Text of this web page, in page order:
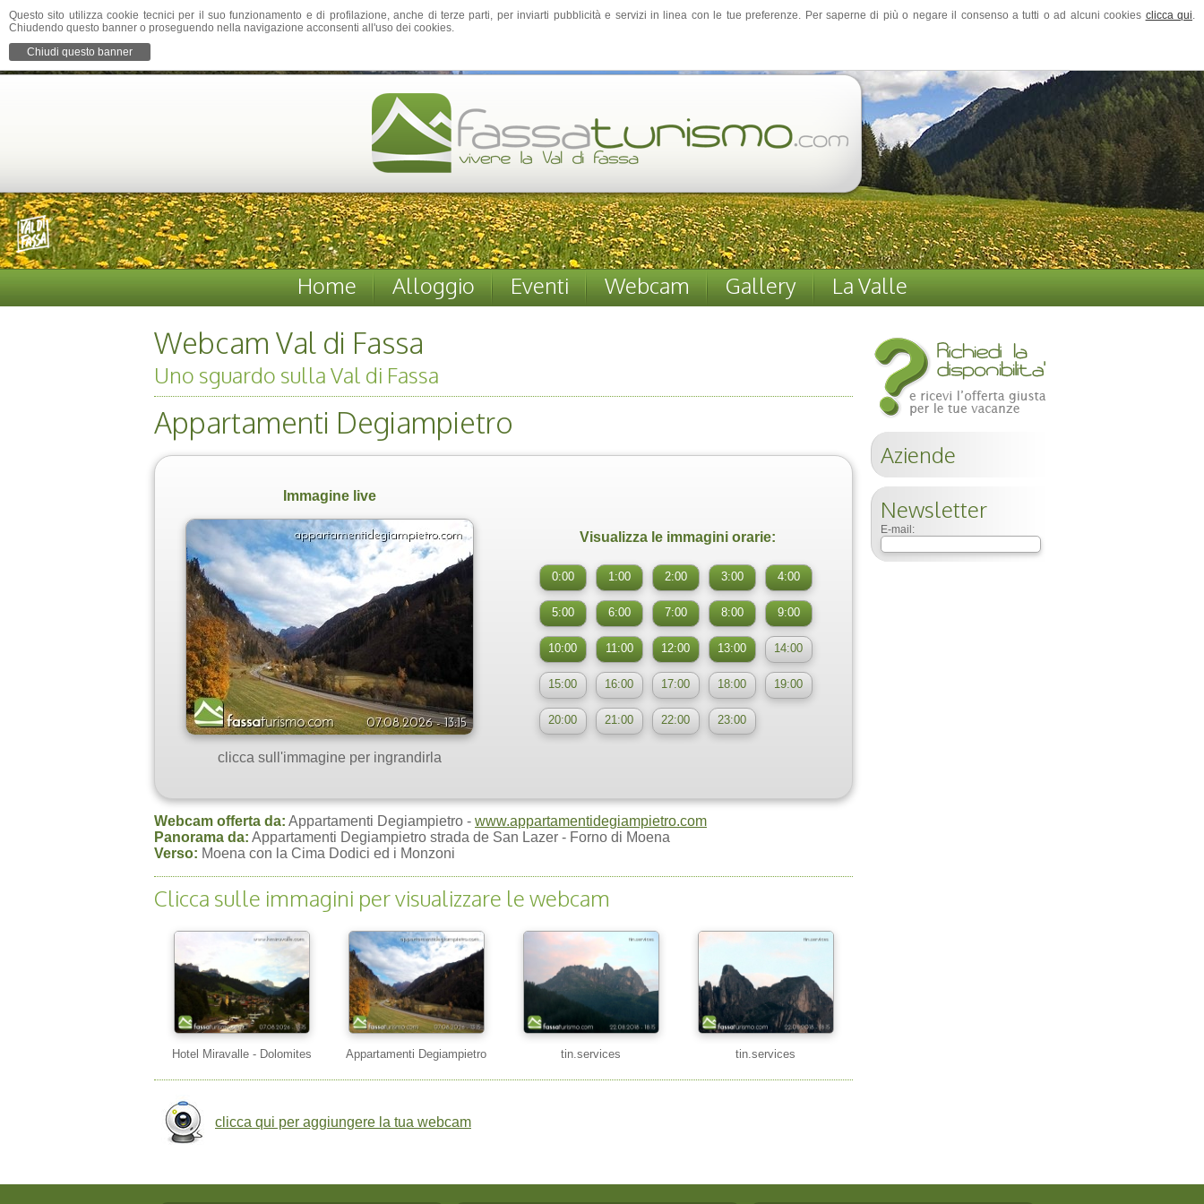
Home Alloggio Eventi Webcam Gallery La Valle
Webcam Val di Fassa
Uno sguardo sulla Val di Fassa
Appartamenti Degiampietro
Immagine live
clicca sull'immagine per ingrandirla
Visualizza le immagini orarie:
0:00 1:00 2:00 3:00 4:00
5:00 6:00 7:00 8:00 9:00
10:00 11:00 12:00 13:00 14:00
15:00 16:00 17:00 18:00 19:00
20:00 21:00 22:00 23:00
Webcam offerta da: Appartamenti Degiampietro - www.appartamentidegiampietro.com
Panorama da: Appartamenti Degiampietro strada de San Lazer - Forno di Moena
Verso: Moena con la Cima Dodici ed i Monzoni
Clicca sulle immagini per visualizzare le webcam
Hotel Miravalle - Dolomites Appartamenti Degiampietro tin.services tin.services
clicca qui per aggiungere la tua webcam
Aziende
Newsletter
E-mail:
Questo sito utilizza cookie tecnici per il suo funzionamento e di profilazione, anche di terze parti, per inviarti pubblicità e servizi in linea con le tue preferenze. Per saperne di più o negare il consenso a tutti o ad alcuni cookies clicca qui.
Chiudendo questo banner o proseguendo nella navigazione acconsenti all'uso dei cookies.
Chiudi questo banner